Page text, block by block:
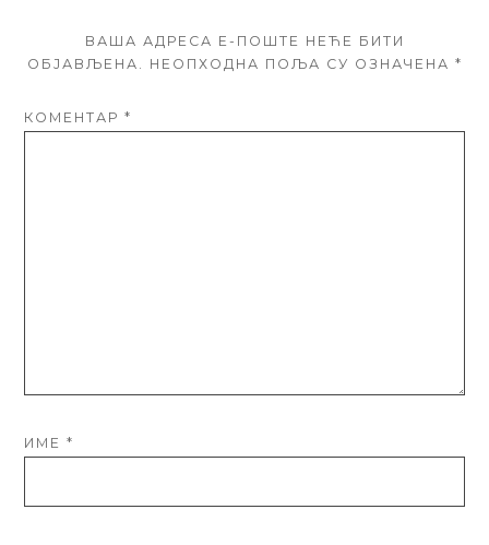
ВАША АДРЕСА Е-ПОШТЕ НЕЋЕ БИТИ
ОБЈАВЉЕНА. НЕОПХОДНА ПОЉА СУ ОЗНАЧЕНА *
КОМЕНТАР*
ИМЕ*